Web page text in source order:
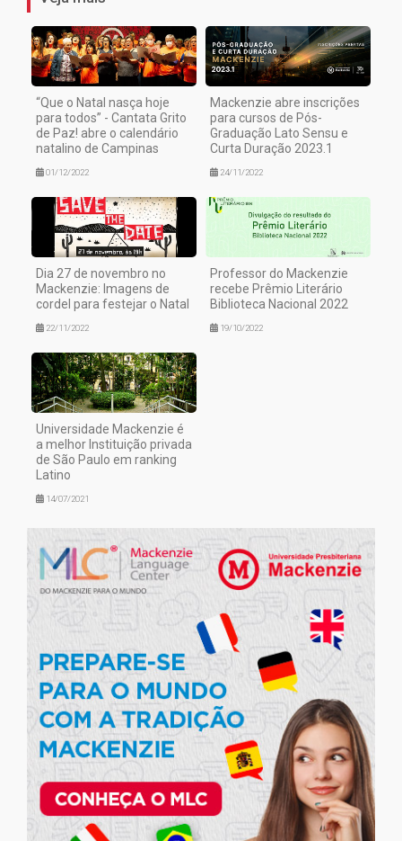
“Que o Natal nasça hoje
para todos” - Cantata Grito
de Paz! abre o calendário
natalino de Campinas
01/12/2022
Mackenzie abre inscrições
para cursos de Pós-
Graduação Lato Sensu e
Curta Duração 2023.1
24/11/2022
Dia 27 de novembro no
Mackenzie: Imagens de
cordel para festejar o Natal
22/11/2022
Professor do Mackenzie
recebe Prêmio Literário
Biblioteca Nacional 2022
19/10/2022
Universidade Mackenzie é
a melhor Instituição privada
de São Paulo em ranking
Latino
14/07/2021